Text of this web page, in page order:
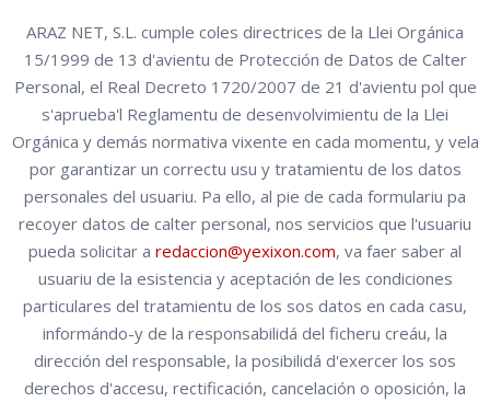
ARAZ NET, S.L. cumple coles directrices de la Llei Orgánica
15/1999 de 13 d'avientu de Protección de Datos de Calter
Personal, el Real Decreto 1720/2007 de 21 d'avientu pol que
s'aprueba'l Reglamentu de desenvolvimientu de la Llei
Orgánica y demás normativa vixente en cada momentu, y vela
por garantizar un correctu usu y tratamientu de los datos
personales del usuariu. Pa ello, al pie de cada formulariu pa
recoyer datos de calter personal, nos servicios que l'usuariu
pueda solicitar a redaccion@yexixon.com, va faer saber al
usuariu de la esistencia y aceptación de les condiciones
particulares del tratamientu de los sos datos en cada casu,
informándo-y de la responsabilidá del ficheru creáu, la
dirección del responsable, la posibilidá d'exercer los sos
derechos d'accesu, rectificación, cancelación o oposición, la